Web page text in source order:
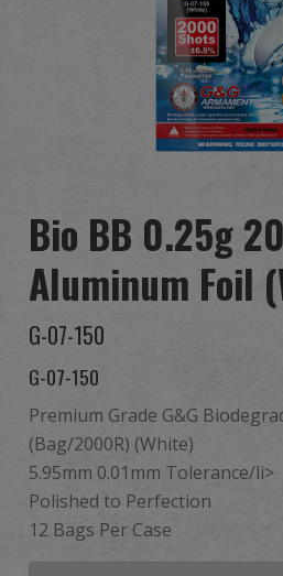
關於怪怪
活動與報導
支援服務
繁體中文
Français
Bio BB 0.25g
Aluminum Foil
G-07-150
G-07-150
Premium Grade G&G
(Bag/2000R) (White)
5.95mm 0.01mm Tolerance/li>
Polished to Perfection
12 Bags Per Case